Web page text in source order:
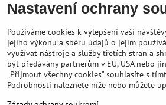
Neděle
Zavřeno
Kontaktujte nás
✉️ shop@bikepeak.sk
?
+421 46 549 23 32
Nastavení ochrany
Používáme cookies k vylepšení vaší
jejího výkonu a sběru údajů o jejím
využívat nástroje a služby třetích stran a
být předávány partnerům v EU, USA nebo
„Přijmout všechny cookies" souhlasíte s
Podrobnosti naleznete níže nebo můžete